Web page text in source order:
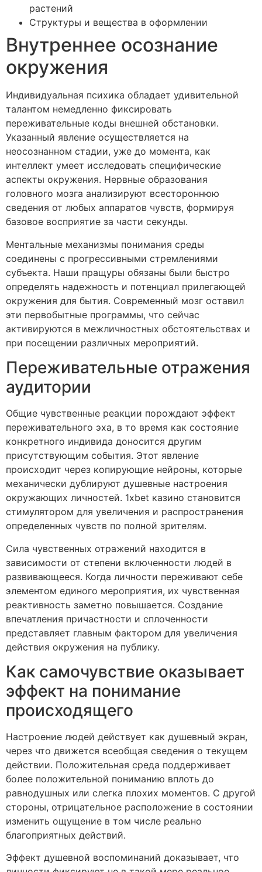
растений
Структуры и вещества в оформлении
Внутреннее осознание
окружения
Индивидуальная психика обладает удивительной
талантом немедленно фиксировать
переживательные коды внешней обстановки.
Указанный явление осуществляется на
неосознанном стадии, уже до момента, как
интеллект умеет исследовать специфические
аспекты окружения. Нервные образования
головного мозга анализируют всестороннюю
сведения от любых аппаратов чувств, формируя
базовое восприятие за части секунды.
Ментальные механизмы понимания среды
соединены с прогрессивными стремлениями
субъекта. Наши пращуры обязаны были быстро
определять надежность и потенциал прилегающей
окружения для бытия. Современный мозг оставил
эти первобытные программы, что сейчас
активируются в межличностных обстоятельствах и
при посещении различных мероприятий.
Переживательные отражения
аудитории
Общие чувственные реакции порождают эффект
переживательного эха, в то время как состояние
конкретного индивида доносится другим
присутствующим события. Этот явление
происходит через копирующие нейроны, которые
механически дублируют душевные настроения
окружающих личностей. 1xbet казино становится
стимулятором для увеличения и распространения
определенных чувств по полной зрителям.
Сила чувственных отражений находится в
зависимости от степени включенности людей в
развивающееся. Когда личности переживают себе
элементом единого мероприятия, их чувственная
реактивность заметно повышается. Создание
впечатления причастности и сплоченности
представляет главным фактором для увеличения
действия окружения на публику.
Как самочувствие оказывает
эффект на понимание
происходящего
Настроение людей действует как душевный экран,
через что движется всеобщая сведения о текущем
действии. Положительная среда поддерживает
более положительной пониманию вплоть до
равнодушных или слегка плохих моментов. С другой
стороны, отрицательное расположение в состоянии
изменить ощущение в том числе реально
благоприятных действий.
Эффект душевной воспоминаний доказывает, что